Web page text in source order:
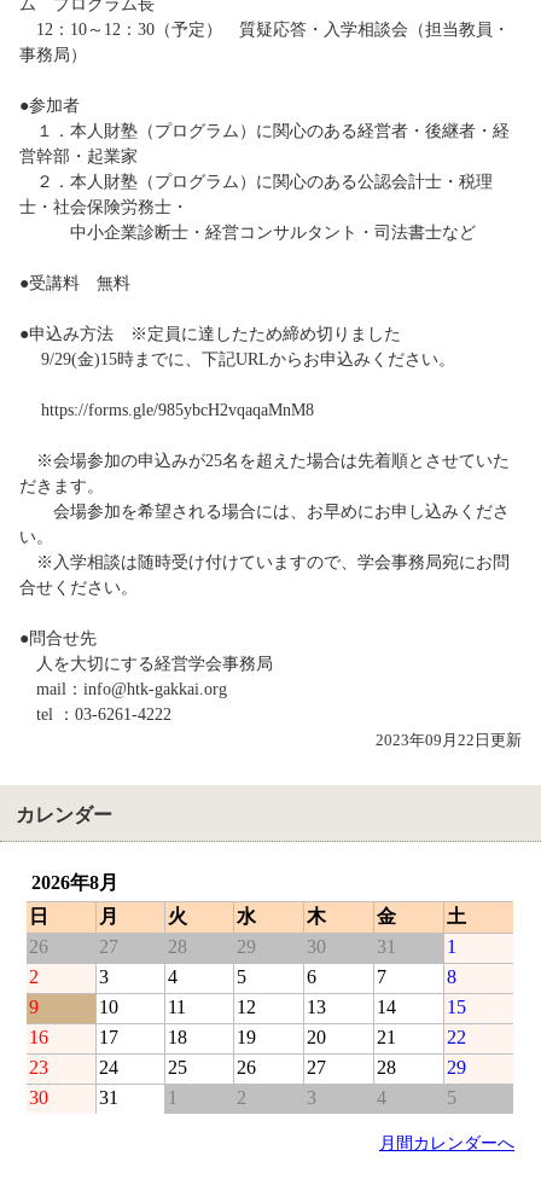
12：10～12：30（予定） 質疑応答・入学相談会（担当教員・
事務局）
●参加者
１．本人財塾（プログラム）に関心のある経営者・後継者・経
営幹部・起業家
２．本人財塾（プログラム）に関心のある公認会計士・税理
士・社会保険労務士・
中小企業診断士・経営コンサルタント・司法書士など
●受講料 無料
●申込み方法 ※定員に達したため締め切りました
9/29(金)15時までに、下記URLからお申込みください。
https://forms.gle/985ybcH2vqaqaMnM8
※会場参加の申込みが25名を超えた場合は先着順とさせていた
だきます。
会場参加を希望される場合には、お早めにお申し込みくださ
い。
※入学相談は随時受け付けていますので、学会事務局宛にお問
合せください。
●問合せ先
人を大切にする経営学会事務局
mail：info@htk-gakkai.org
tel ：03-6261-4222
2023年09月22日更新
カレンダー
2026年8月
日
月 火 水 木 金
土
26
27 28 29 30 31
1
2
3 4 5 6 7
8
9
10 11 12 13 14
15
16
17 18 19 20 21
22
23
24 25 26 27 28
29
30
31 1 2 3 4 5
月間カレンダーへ